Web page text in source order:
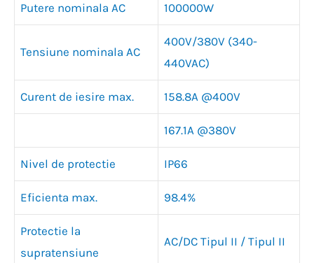
Putere nominala AC 100000W
Tensiune nominala AC
400V/380V (340-
440VAC)
Curent de iesire max. 158.8A @400V
167.1A @380V
Nivel de protectie IP66
Eficienta max. 98.4%
Protectie la
supratensiune
AC/DC Tipul II / Tipul II